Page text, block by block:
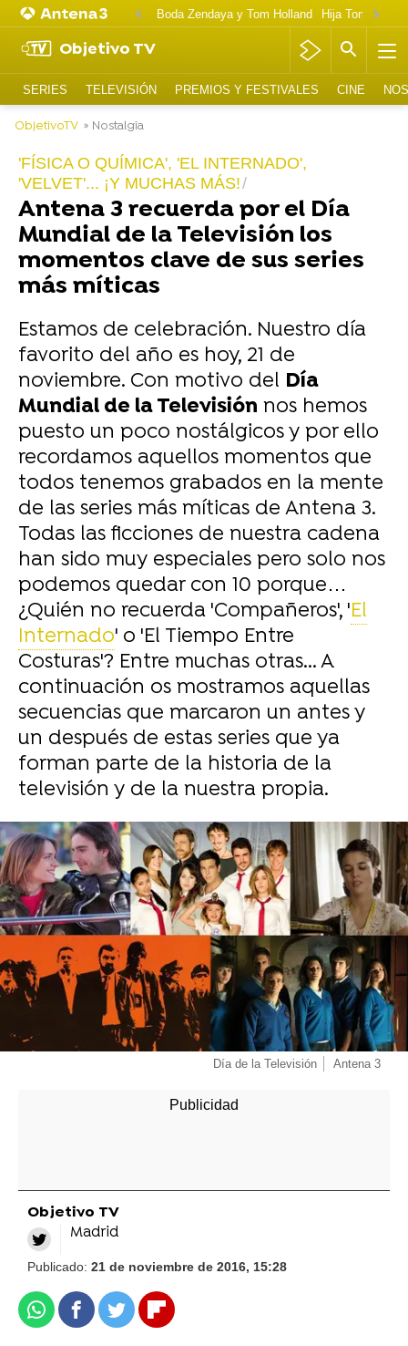
Boda Zendaya y Tom Holland Hija Tom
Objetivo TV
SERIES TELEVISIÓN PREMIOS Y FESTIVALES CINE
ObjetivoTV » Nostalgia
'FÍSICA O QUÍMICA', 'EL INTERNADO',
'VELVET'... ¡Y MUCHAS MÁS!
Antena 3 recuerda por el Día
Mundial de la Televisión los
momentos clave de sus series
más míticas
Estamos de celebración. Nuestro día
favorito del año es hoy, 21 de
noviembre. Con motivo del Día
Mundial de la Televisión nos hemos
puesto un poco nostálgicos y por ello
recordamos aquellos momentos que
todos tenemos grabados en la mente
de las series más míticas de Antena 3.
Todas las ficciones de nuestra cadena
han sido muy especiales pero solo nos
podemos quedar con 10 porque…
¿Quién no recuerda 'Compañeros', 'El
Internado' o 'El Tiempo Entre
Costuras'? Entre muchas otras... A
continuación os mostramos aquellas
secuencias que marcaron un antes y
un después de estas series que ya
forman parte de la historia de la
televisión y de la nuestra propia.
-
Día de la Televisión Antena 3
Objetivo TV
Madrid
Publicado: 21 de noviembre de 2016, 15:28
WhatsappFacebook
TwitterFlipboard